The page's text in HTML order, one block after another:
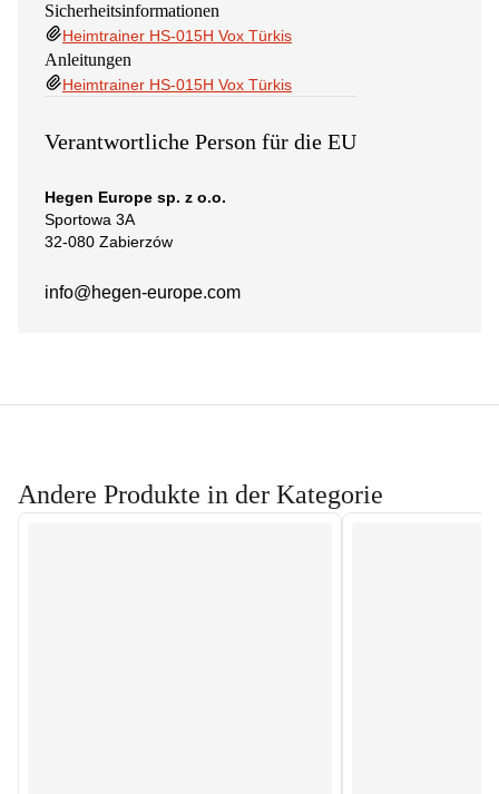
Sicherheitsinformationen
Heimtrainer HS-015H Vox Türkis
Anleitungen
Heimtrainer HS-015H Vox Türkis
Verantwortliche Person für die EU
Hegen Europe sp. z o.o.
Sportowa 3A
32-080 Zabierzów
info@hegen-europe.com
Andere Produkte in der Kategorie